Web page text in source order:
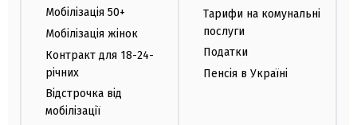
Мобілізація 50+
Мобілізація жінок
Контракт для 18-24-
річних
Відстрочка від
мобілізації
Тарифи на комунальні
послуги
Податки
Пенсія в Україні